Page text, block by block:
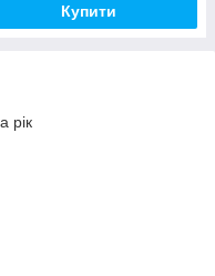
Купити
рік